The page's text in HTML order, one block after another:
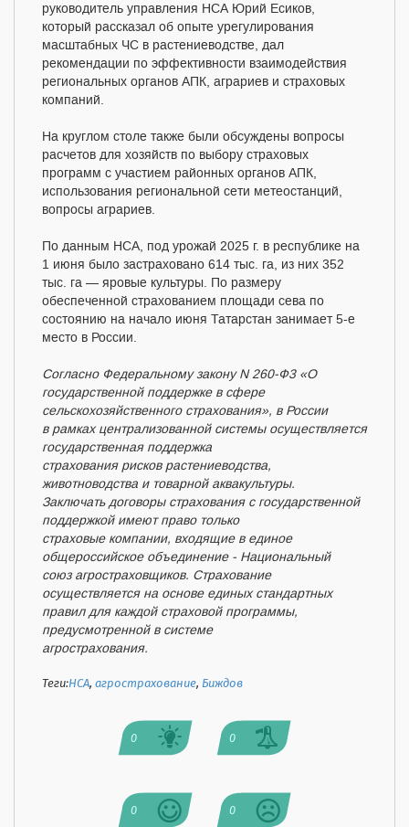
руководитель управления НСА Юрий Есиков,
который рассказал об опыте урегулирования
масштабных ЧС в растениеводстве, дал
рекомендации по эффективности взаимодействия
региональных органов АПК, аграриев и страховых
компаний.
На круглом столе также были обсуждены вопросы
расчетов для хозяйств по выбору страховых
программ с участием районных органов АПК,
использования региональной сети метеостанций,
вопросы аграриев.
По данным НСА, под урожай 2025 г. в республике на
1 июня было застраховано 614 тыс. га, из них 352
тыс. га — яровые культуры. По размеру
обеспеченной страхованием площади сева по
состоянию на начало июня Татарстан занимает 5-е
место в России.
Согласно Федеральному закону N 260-Ф3 «О
государственной поддержке в сфере
сельскохозяйственного страхования», в России
в рамках централизованной системы осуществляется
государственная поддержка
страхования рисков растениеводства,
животноводства и товарной аквакультуры.
Заключать договоры страхования с государственной
поддержкой имеют право только
страховые компании, входящие в единое
общероссийское объединение - Национальный
союз агростраховщиков. Страхование
осуществляется на основе единых стандартных
правил для каждой страховой программы,
предусмотренной в системе
агрострахования.
Теги:НСА,агрострахование, Биждов
0 0
0 0